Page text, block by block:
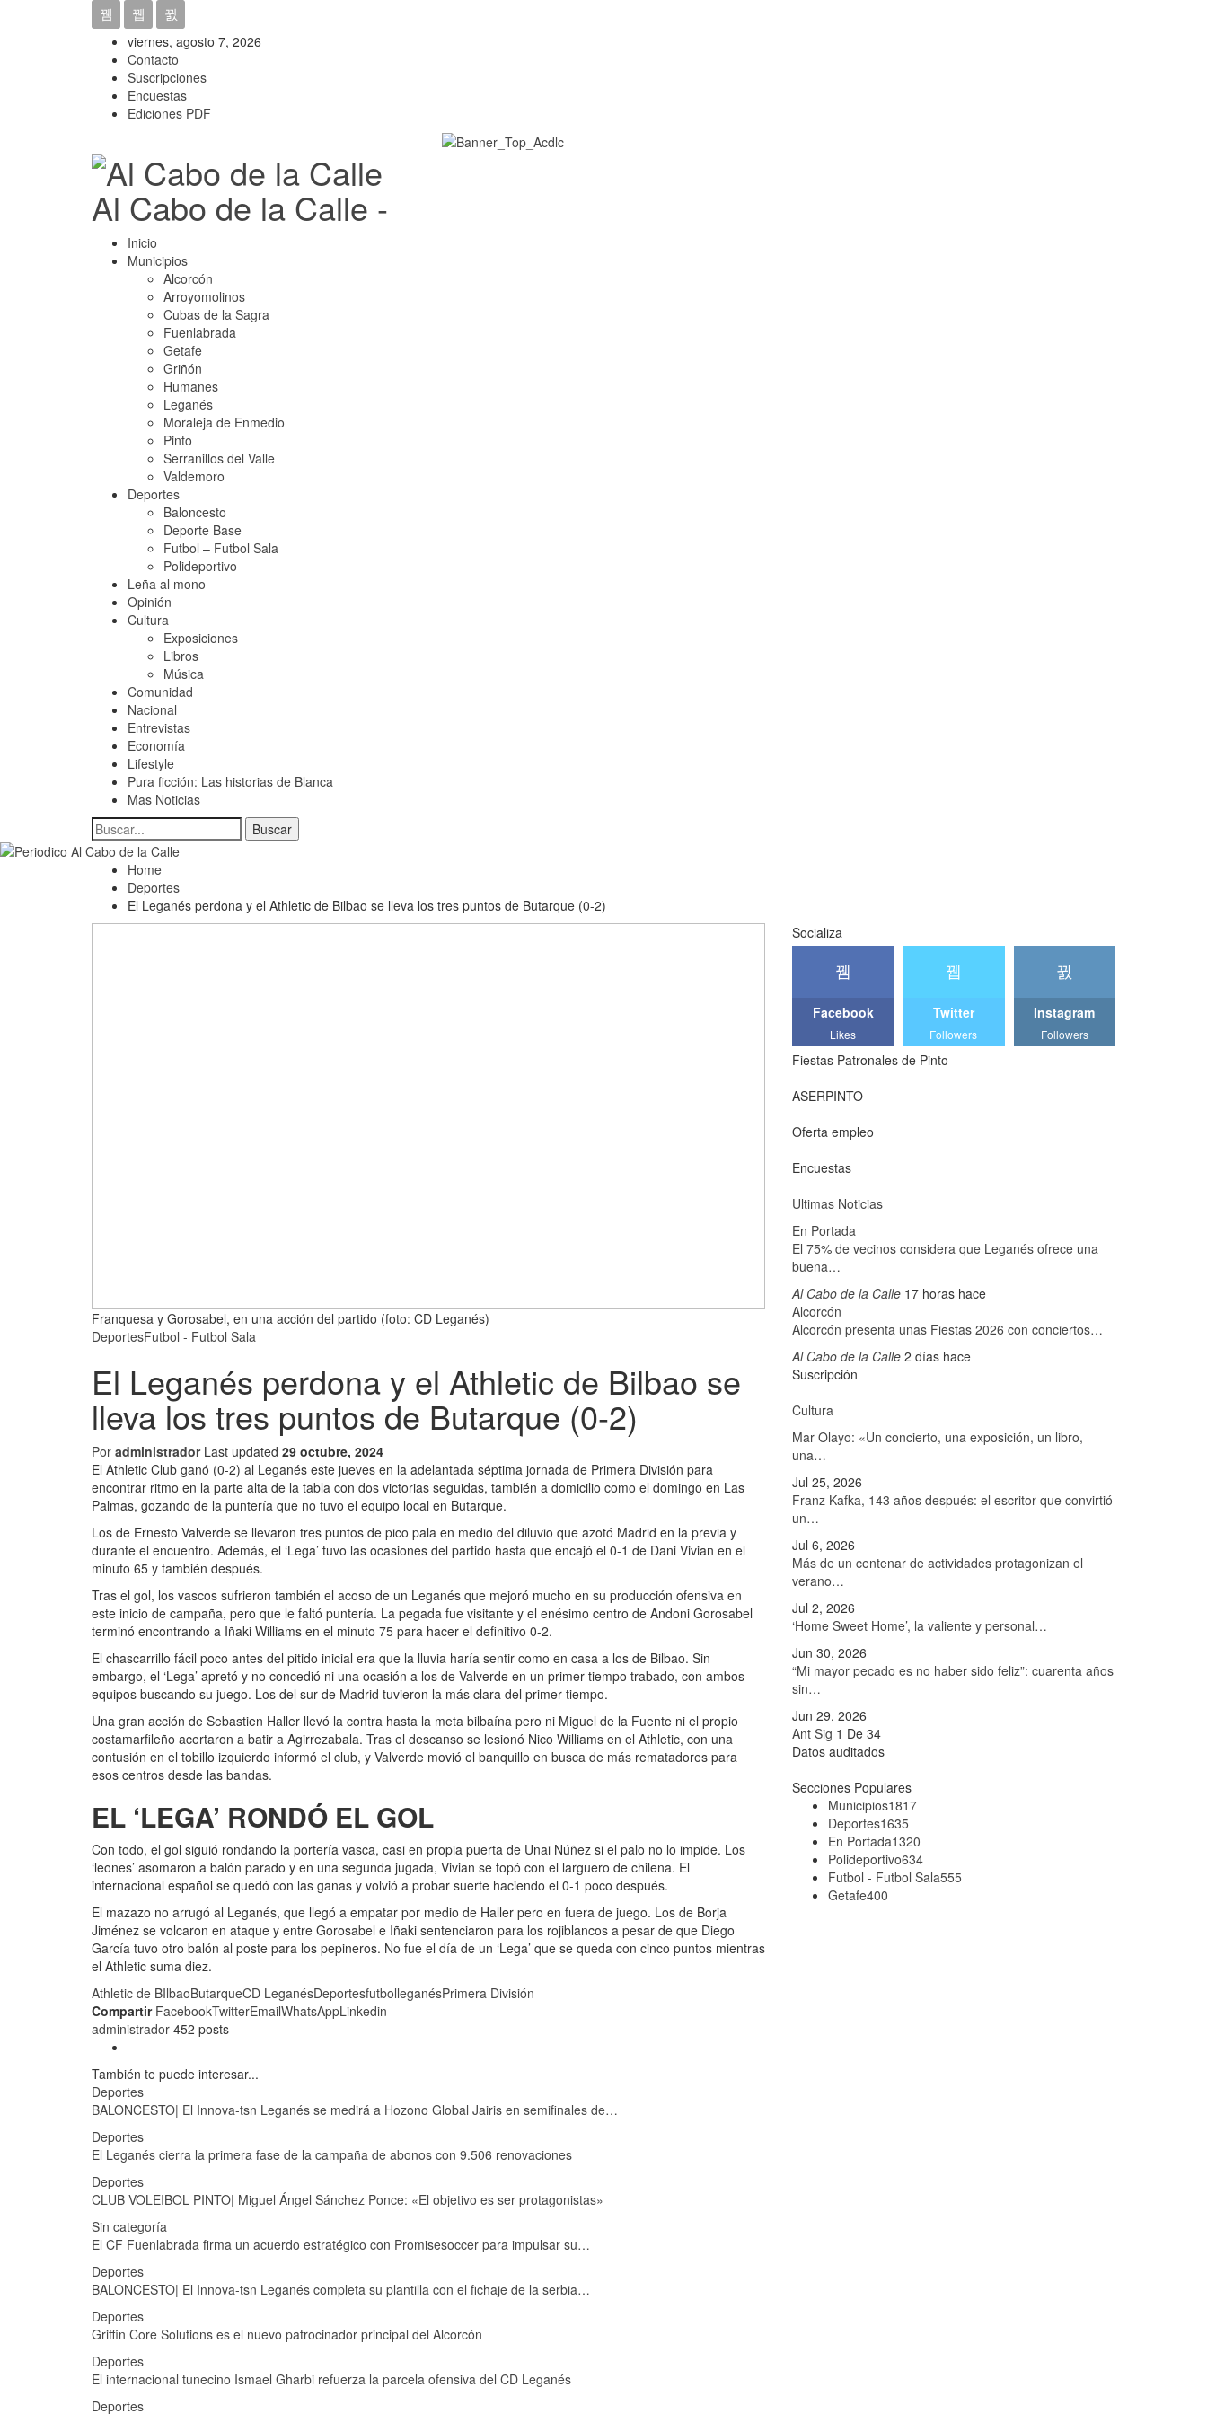
viernes, agosto 7, 2026
Contacto
Suscripciones
Encuestas
Ediciones PDF
Al Cabo de la Calle -
Inicio
Municipios
Alcorcón
Arroyomolinos
Cubas de la Sagra
Fuenlabrada
Getafe
Griñón
Humanes
Leganés
Moraleja de Enmedio
Pinto
Serranillos del Valle
Valdemoro
Deportes
Baloncesto
Deporte Base
Futbol – Futbol Sala
Polideportivo
Leña al mono
Opinión
Cultura
Exposiciones
Libros
Música
Comunidad
Nacional
Entrevistas
Economía
Lifestyle
Pura ficción: Las historias de Blanca
Mas Noticias
Home
Deportes
El Leganés perdona y el Athletic de Bilbao se lleva los tres puntos de Butarque (0-2)
Franquesa y Gorosabel, en una acción del partido (foto: CD Leganés)
DeportesFutbol - Futbol Sala
El Leganés perdona y el Athletic de Bilbao se
lleva los tres puntos de Butarque (0-2)
Por administrador Last updated 29 octubre, 2024
El Athletic Club ganó (0-2) al Leganés este jueves en la adelantada séptima jornada de Primera División para
encontrar ritmo en la parte alta de la tabla con dos victorias seguidas, también a domicilio como el domingo en Las
Palmas, gozando de la puntería que no tuvo el equipo local en Butarque.
Los de Ernesto Valverde se llevaron tres puntos de pico pala en medio del diluvio que azotó Madrid en la previa y
durante el encuentro. Además, el ‘Lega’ tuvo las ocasiones del partido hasta que encajó el 0-1 de Dani Vivian en el
minuto 65 y también después.
Tras el gol, los vascos sufrieron también el acoso de un Leganés que mejoró mucho en su producción ofensiva en
este inicio de campaña, pero que le faltó puntería. La pegada fue visitante y el enésimo centro de Andoni Gorosabel
terminó encontrando a Iñaki Williams en el minuto 75 para hacer el definitivo 0-2.
El chascarrillo fácil poco antes del pitido inicial era que la lluvia haría sentir como en casa a los de Bilbao. Sin
embargo, el ‘Lega’ apretó y no concedió ni una ocasión a los de Valverde en un primer tiempo trabado, con ambos
equipos buscando su juego. Los del sur de Madrid tuvieron la más clara del primer tiempo.
Una gran acción de Sebastien Haller llevó la contra hasta la meta bilbaína pero ni Miguel de la Fuente ni el propio
costamarfileño acertaron a batir a Agirrezabala. Tras el descanso se lesionó Nico Williams en el Athletic, con una
contusión en el tobillo izquierdo informó el club, y Valverde movió el banquillo en busca de más rematadores para
esos centros desde las bandas.
EL ‘LEGA’ RONDÓ EL GOL
Con todo, el gol siguió rondando la portería vasca, casi en propia puerta de Unai Núñez si el palo no lo impide. Los
‘leones’ asomaron a balón parado y en una segunda jugada, Vivian se topó con el larguero de chilena. El
internacional español se quedó con las ganas y volvió a probar suerte haciendo el 0-1 poco después.
El mazazo no arrugó al Leganés, que llegó a empatar por medio de Haller pero en fuera de juego. Los de Borja
Jiménez se volcaron en ataque y entre Gorosabel e Iñaki sentenciaron para los rojiblancos a pesar de que Diego
García tuvo otro balón al poste para los pepineros. No fue el día de un ‘Lega’ que se queda con cinco puntos mientras
el Athletic suma diez.
Athletic de BIlbaoButarqueCD LeganésDeportesfutbolleganésPrimera División
Compartir FacebookTwitterEmailWhatsAppLinkedin
administrador 452 posts
También te puede interesar...
Deportes
BALONCESTO| El Innova-tsn Leganés se medirá a Hozono Global Jairis en semifinales de…
Deportes
El Leganés cierra la primera fase de la campaña de abonos con 9.506 renovaciones
Deportes
CLUB VOLEIBOL PINTO| Miguel Ángel Sánchez Ponce: «El objetivo es ser protagonistas»
Sin categoría
El CF Fuenlabrada firma un acuerdo estratégico con Promisesoccer para impulsar su…
Deportes
BALONCESTO| El Innova-tsn Leganés completa su plantilla con el fichaje de la serbia…
Deportes
Griffin Core Solutions es el nuevo patrocinador principal del Alcorcón
Deportes
El internacional tunecino Ismael Gharbi refuerza la parcela ofensiva del CD Leganés
Deportes
Socializa
Facebook
Likes
Twitter
Followers
Instagram
Followers
Fiestas Patronales de Pinto
ASERPINTO
Oferta empleo
Encuestas
Ultimas Noticias
En Portada
El 75% de vecinos considera que Leganés ofrece una
buena…
Al Cabo de la Calle 17 horas hace
Alcorcón
Alcorcón presenta unas Fiestas 2026 con conciertos…
Al Cabo de la Calle 2 días hace
Suscripción
Cultura
Mar Olayo: «Un concierto, una exposición, un libro,
una…
Jul 25, 2026
Franz Kafka, 143 años después: el escritor que convirtió
un…
Jul 6, 2026
Más de un centenar de actividades protagonizan el
verano…
Jul 2, 2026
‘Home Sweet Home’, la valiente y personal…
Jun 30, 2026
“Mi mayor pecado es no haber sido feliz”: cuarenta años
sin…
Jun 29, 2026
Ant Sig 1 De 34
Datos auditados
Secciones Populares
Municipios1817
Deportes1635
En Portada1320
Polideportivo634
Futbol - Futbol Sala555
Getafe400